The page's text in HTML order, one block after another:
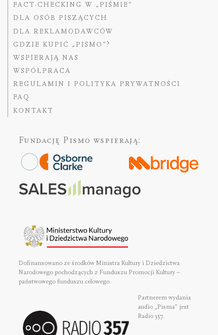
FACT-CHECKING W „PIŚMIE”
DLA OSÓB PISZĄCYCH
DLA REKLAMODAWCÓW
GDZIE KUPIĆ „PISMO”?
WSPIERAJĄ NAS
WSPÓŁPRACA
REGULAMIN I POLITYKA PRYWATNOŚCI
FAQ
KONTAKT
Fundację Pismo wspierają:
Dofinansowano ze środków Ministra Kultury i Dziedzictwa
Narodowego pochodzących z Funduszu Promocji Kultury –
państwowego funduszu celowego
Partnerem wydania
audio „Pisma” jest
Radio 357.